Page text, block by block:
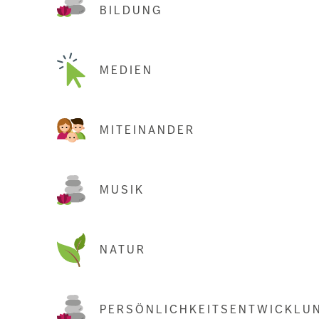
BILDUNG
MEDIEN
MITEINANDER
MUSIK
NATUR